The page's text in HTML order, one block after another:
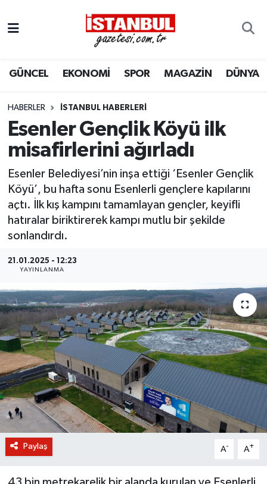
GÜNCEL EKONOMİ SPOR MAGAZİN DÜNYA
HABERLER İSTANBUL HABERLERI
Esenler Gençlik Köyü ilk
misafirlerini ağırladı
Esenler Belediyesi’nin inşa ettiği ‘Esenler Gençlik
Köyü’, bu hafta sonu Esenlerli gençlere kapılarını
açtı. İlk kış kampını tamamlayan gençler, keyifli
hatıralar biriktirerek kampı mutlu bir şekilde
sonlandırdı.
21.01.2025 - 12:23
YAYINLANMA
Paylaş A- A+
EKONOMİ
İSTANBUL
DÜNYA
MAGAZİN
KÜLTÜR SANAT
SAĞLIK
BİLİM VE TEKNOLOJİ
OTOMOBİL
KURUMSAL
Nöbetçi Eczaneler
Hava Durumu
Trafik Durumu
Süper Lig Puan Durumu ve Fikstür
Son Dakika Haberleri
Haber Arşivi